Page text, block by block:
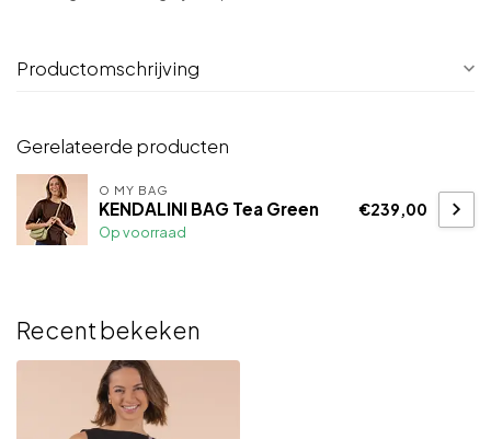
Productomschrijving
Gerelateerde producten
O MY BAG
KENDALINI BAG Tea Green
Op voorraad
€239,00
Recent bekeken